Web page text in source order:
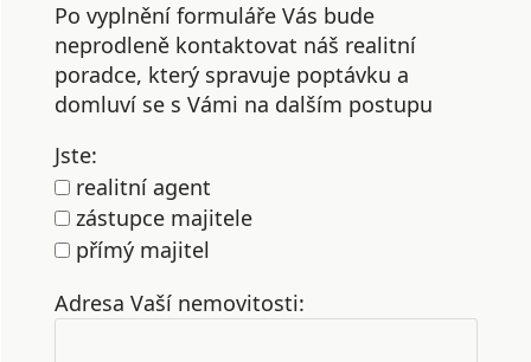
Po vyplnění formuláře Vás bude
neprodleně kontaktovat náš realitní
poradce, který spravuje poptávku a
domluví se s Vámi na dalším postupu
Jste:
realitní agent
zástupce majitele
přímý majitel
Adresa Vaší nemovitosti: